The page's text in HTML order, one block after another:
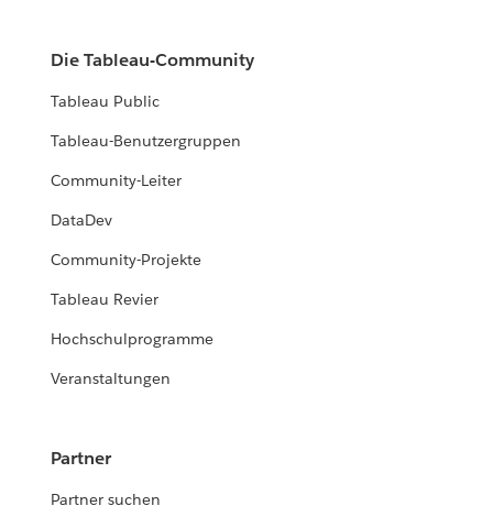
Die Tableau-Community
Tableau Public
Tableau-Benutzergruppen
Community-Leiter
DataDev
Community-Projekte
Tableau Revier
Hochschulprogramme
Veranstaltungen
Partner
Partner suchen